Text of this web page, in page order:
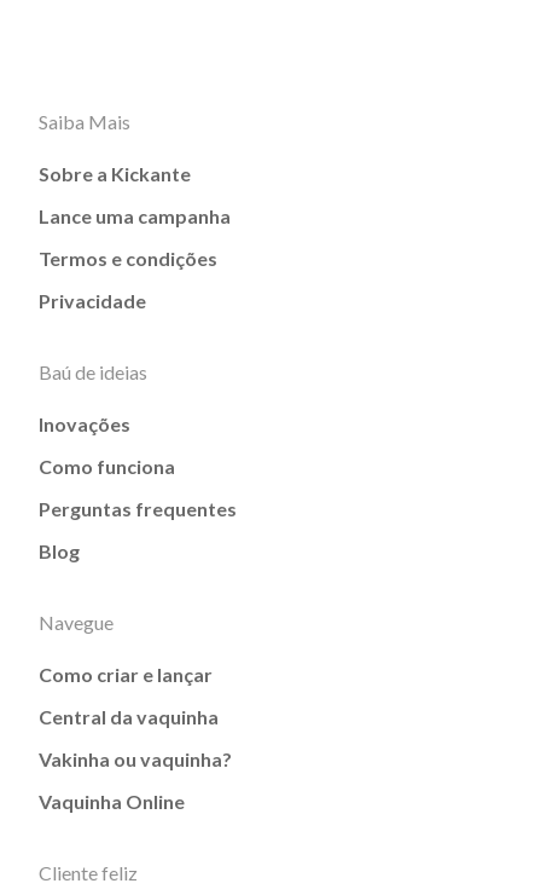
Saiba Mais
Sobre a Kickante
Lance uma campanha
Termos e condições
Privacidade
Baú de ideias
Inovações
Como funciona
Perguntas frequentes
Blog
Navegue
Como criar e lançar
Central da vaquinha
Vakinha ou vaquinha?
Vaquinha Online
Cliente feliz